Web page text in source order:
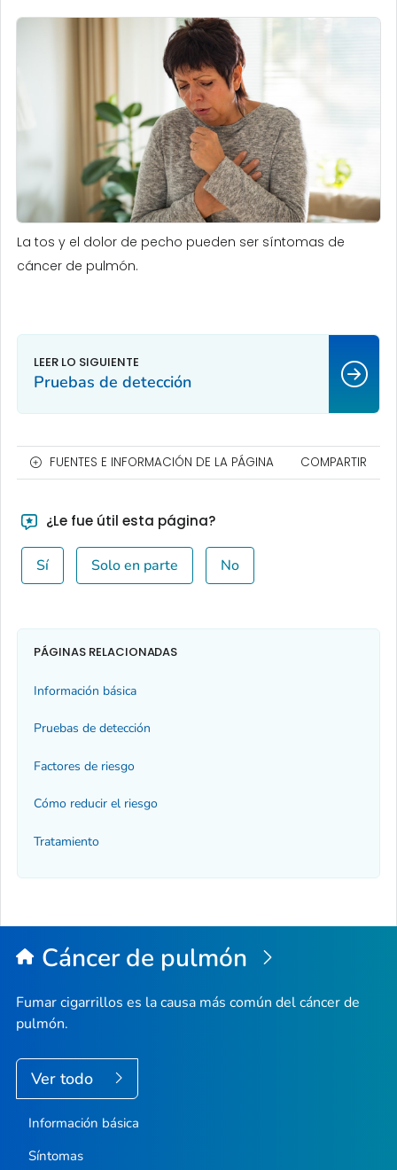
La tos y el dolor de pecho pueden ser síntomas de
cáncer de pulmón.
Pruebas de detección
FUENTES E INFORMACIÓN DE LA PÁGINA COMPARTIR
¿Le fue útil esta página?
Sí Solo en parte No
PÁGINAS RELACIONADAS
Información básica
Pruebas de detección
Factores de riesgo
Cómo reducir el riesgo
Tratamiento
Cáncer de pulmón
Fumar cigarrillos es la causa más común del cáncer de
pulmón.
Ver todo
Información básica
Síntomas